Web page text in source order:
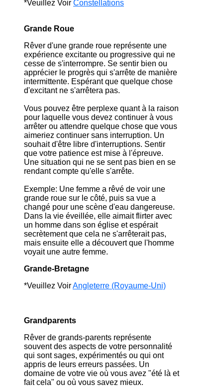
*Veuillez Voir Constellations
Grande Roue
Rêver d'une grande roue représente une
expérience excitante ou progressive qui ne
cesse de s'interrompre. Se sentir bien ou
apprécier le progrès qui s'arrête de manière
intermittente. Espérant que quelque chose
d'excitant ne s'arrêtera pas.
Vous pouvez être perplexe quant à la raison
pour laquelle vous devez continuer à vous
arrêter ou attendre quelque chose que vous
aimeriez continuer sans interruption. Un
souhait d'être libre d'interruptions. Sentir
que votre patience est mise à l'épreuve.
Une situation qui ne se sent pas bien en se
rendant compte qu'elle s'arrête.
Exemple: Une femme a rêvé de voir une
grande roue sur le côté, puis sa vue a
changé pour une scène d'eau dangereuse.
Dans la vie éveillée, elle aimait flirter avec
un homme dans son église et espérait
secrètement que cela ne s'arrêterait pas,
mais ensuite elle a découvert que l'homme
voyait une autre femme.
Grande-Bretagne
*Veuillez VoirAngleterre (Royaume-Uni)
Grandparents
Rêver de grands-parents représente
souvent des aspects de votre personnalité
qui sont sages, expérimentés ou qui ont
appris de leurs erreurs passées. Un
domaine de votre vie où vous avez "été là et
fait cela" ou où vous savez mieux.